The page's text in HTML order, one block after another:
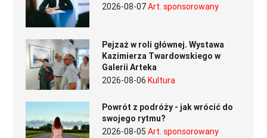
2026-08-07Art. sponsorowany
Pejzaż w roli głównej. Wystawa
Kazimierza Twardowskiego w
Galerii Arteka
2026-08-06 Kultura
Powrót z podróży - jak wrócić do
swojego rytmu?
2026-08-05 Art. sponsorowany